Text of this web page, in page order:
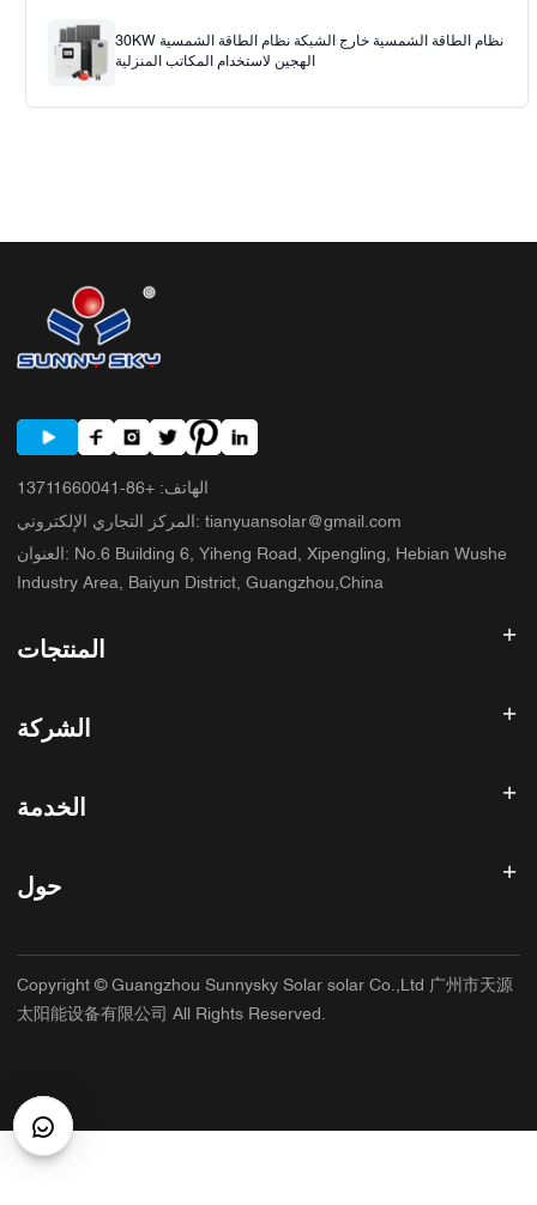
30KW نظام الطاقة الشمسية خارج الشبكة نظام الطاقة الشمسية
الهجين لاستخدام المكاتب المنزلية
الهاتف:
+86-13711660041
المركز التجاري الإلكتروني : tianyuansolar@gmail.com
العنوان : No.6 Building 6, Yiheng Road, Xipengling, Hebian Wushe
Industry Area, Baiyun District, Guangzhou,China
المنتجات
لوحة شمسية
نظام الطاقة الشمسية
وحدة تحكم شحن الطاقة الشمسية
الشركة
المنتجات
الخدمة
سياسة استرداد الأموال
شروط الخدمة
حول
التطبيق الرئيسي
Copyright © Guangzhou Sunnysky Solar solar Co.,Ltd 广州市天源
太阳能设备有限公司 All Rights Reserved.